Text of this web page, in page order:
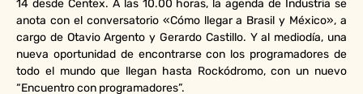
14 desde Centex. A las 10.00 horas, la agenda de Industria se
anota con el conversatorio «Cómo llegar a Brasil y México», a
cargo de Otavio Argento y Gerardo Castillo. Y al mediodía, una
nueva oportunidad de encontrarse con los programadores de
todo el mundo que llegan hasta Rockódromo, con un nuevo
“Encuentro con programadores”.